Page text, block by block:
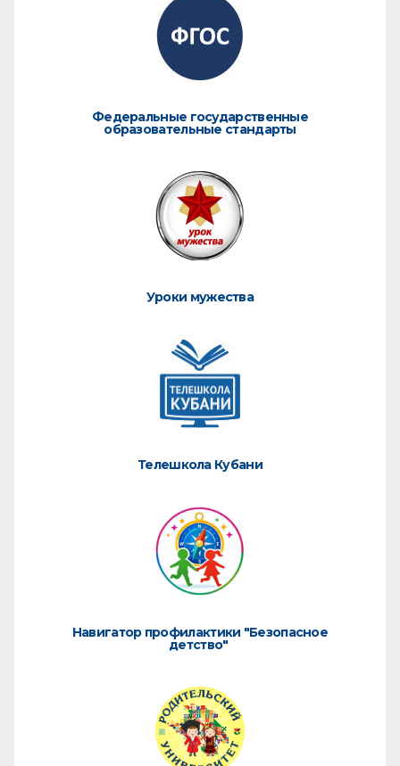
Федеральные государственные
образовательные стандарты
Уроки мужества
Телешкола Кубани
Навигатор профилактики "Безопасное
детство"